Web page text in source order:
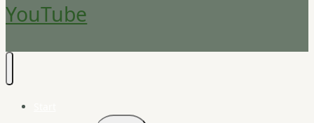
YouTube